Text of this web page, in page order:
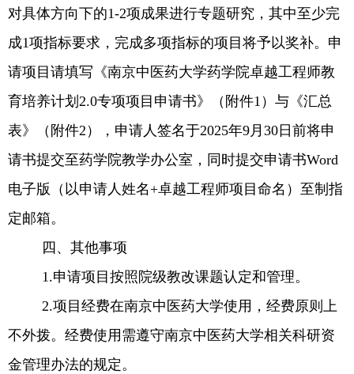
对具体方向下的1-2项成果进行专题研究，其中至少完
成1项指标要求，完成多项指标的项目将予以奖补。申
请项目请填写《南京中医药大学药学院卓越工程师教
育培养计划 2.0专项项目申请书》（附件1 ）与《汇总
表》（附件2 ），申请人签名于2025年9月 30 日前将申
请书提交至药学院教学办公室，同时提交申请书Word
电子版（以申请人姓名+卓越工程师项目命名）至制指
定邮箱。
四、其他事项
1.申请项目按照院级教改课题认定和管理。
2.项目经费在南京中医药大学使用，经费原则上
不外拨。经费使用需遵守南京中医药大学相关科研资
金管理办法的规定。